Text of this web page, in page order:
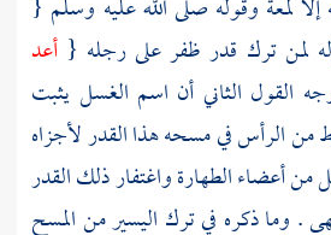
لمعة وقوله صلى الله عليه وسلم {
لمن ترك قدر ظفر على رجله { أعد
القول الثاني أن اسم الغسل يثبت
الرأس في مسحه هذا القدر لأجزاه
أعضاء الطهارة واغتفار ذلك القدر
. وما ذكره في ترك اليسير من المسح